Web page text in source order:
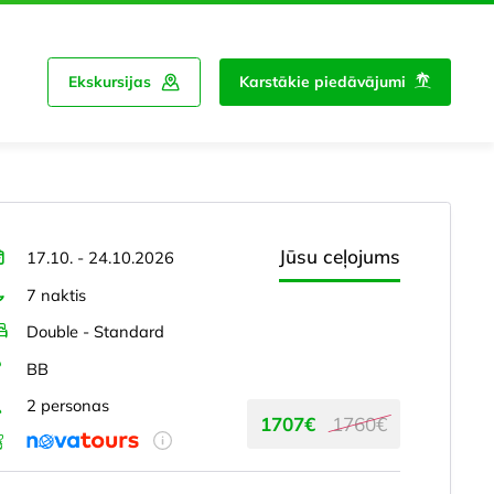
Ekskursijas Karstākie piedāvājumi
17.10. - 24.10.2026
7 naktis
Double - Standard
BB
2 personas
Jūsu ceļojums
1707€ 1760€